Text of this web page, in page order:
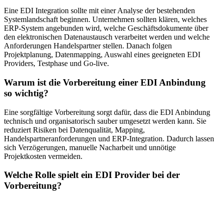
Eine EDI Integration sollte mit einer Analyse der bestehenden
Systemlandschaft beginnen. Unternehmen sollten klären, welches
ERP-System angebunden wird, welche Geschäftsdokumente über
den elektronischen Datenaustausch verarbeitet werden und welche
Anforderungen Handelspartner stellen. Danach folgen
Projektplanung, Datenmapping, Auswahl eines geeigneten EDI
Providers, Testphase und Go-live.
Warum ist die Vorbereitung einer EDI Anbindung
so wichtig?
Eine sorgfältige Vorbereitung sorgt dafür, dass die EDI Anbindung
technisch und organisatorisch sauber umgesetzt werden kann. Sie
reduziert Risiken bei Datenqualität, Mapping,
Handelspartneranforderungen und ERP-Integration. Dadurch lassen
sich Verzögerungen, manuelle Nacharbeit und unnötige
Projektkosten vermeiden.
Welche Rolle spielt ein EDI Provider bei der
Vorbereitung?